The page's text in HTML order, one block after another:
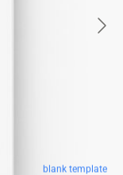
blank template